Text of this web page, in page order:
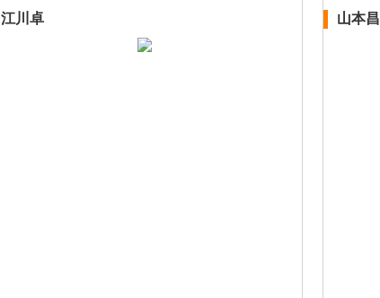
江川卓 山本昌